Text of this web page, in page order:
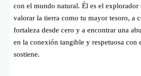
con el mundo natural. Él es el explorador
valorar la tierra como tu mayor tesoro, a
fortaleza desde cero y a encontrar una
en la conexión tangible y respetuosa con
sostiene.